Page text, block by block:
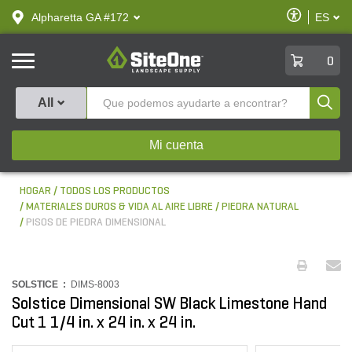
text.skipToContent
text.skipToNavigation
Alpharetta GA #172
Habilitar
ES
SiteOne
0
All
Mi cuenta
HOGAR
TODOS LOS PRODUCTOS
MATERIALES DUROS & VIDA AL AIRE LIBRE
PIEDRA NATURAL
PISOS DE PIEDRA DIMENSIONAL
SOLSTICE : DIMS-8003
Solstice Dimensional SW Black Limestone Hand
Cut 1 1/4 in. x 24 in. x 24 in.